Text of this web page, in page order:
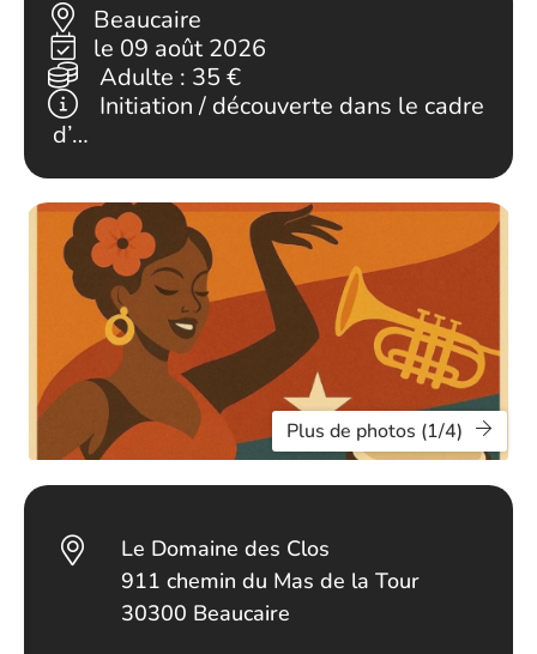
Beaucaire
le 09 août 2026
Adulte : 35 €
Initiation / découverte dans le cadre
d’…
Plus de photos (1/4)
Le Domaine des Clos
911 chemin du Mas de la Tour
30300 Beaucaire